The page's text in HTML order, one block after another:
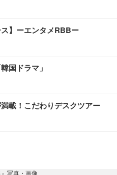
ス】ーエンタメRBBー
国ドラマ」
載！こだわりデスクツアー
› 写真・画像